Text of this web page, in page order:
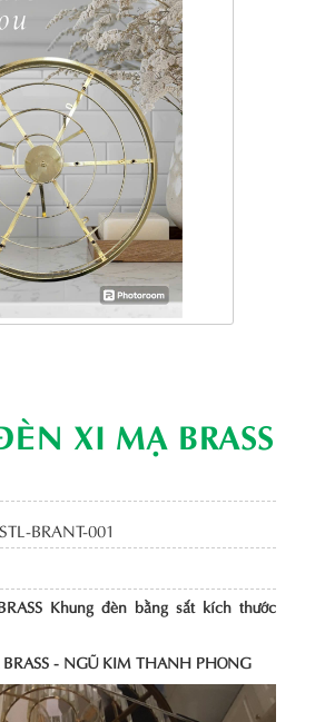
XI MẠ BRASS
BRANT-001
Khung đèn bằng sắt kích thước
- NGŨ KIM THANH PHONG